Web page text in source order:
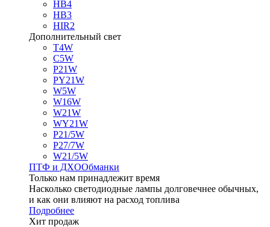
HB4
HB3
HIR2
Дополнительный свет
T4W
C5W
P21W
PY21W
W5W
W16W
W21W
WY21W
P21/5W
P27/7W
W21/5W
ПТФ и ДXООбманки
Только нам принадлежит время
Насколько светодиодные лампы долговечнее обычных,
и как они влияют на расход топлива
Подробнее
Хит продаж